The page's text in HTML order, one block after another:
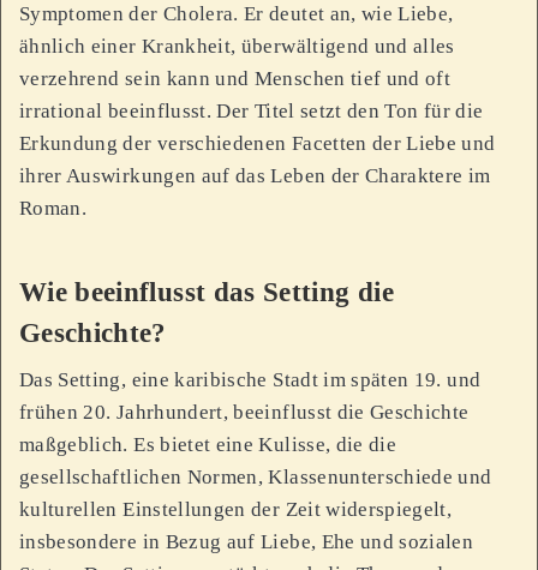
Symptomen der Cholera. Er deutet an, wie Liebe,
ähnlich einer Krankheit, überwältigend und alles
verzehrend sein kann und Menschen tief und oft
irrational beeinflusst. Der Titel setzt den Ton für die
Erkundung der verschiedenen Facetten der Liebe und
ihrer Auswirkungen auf das Leben der Charaktere im
Roman.
Wie beeinflusst das Setting die
Geschichte?
Das Setting, eine karibische Stadt im späten 19. und
frühen 20. Jahrhundert, beeinflusst die Geschichte
maßgeblich. Es bietet eine Kulisse, die die
gesellschaftlichen Normen, Klassenunterschiede und
kulturellen Einstellungen der Zeit widerspiegelt,
insbesondere in Bezug auf Liebe, Ehe und sozialen